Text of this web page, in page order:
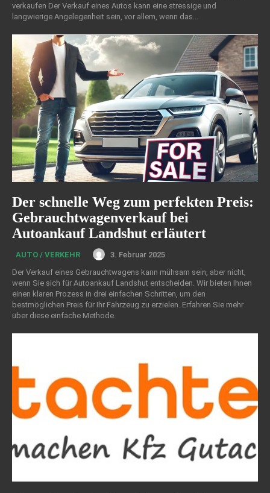
verkaufen Der Verkauf eines Autos kann eine stressige und
langwierige Angelegenheit sein, vor allem, wenn das...
Der schnelle Weg zum perfekten Preis:
Gebrauchtwagenverkauf bei
Autoankauf Landshut erläutert
AUTO / VERKEHR
3. Februar 2025
Der Verkauf eines Gebrauchtwagens kann mühsam sein, aber nicht,
wenn Sie sich für Autoankauf Landshut entscheiden. Wir bieten Ihnen
einen klaren Prozess in drei einfachen Schritten, um den
bestmöglichen Preis für Ihr Fahrzeug zu erzielen. Erfahren Sie mehr
über diese einfache Methode.